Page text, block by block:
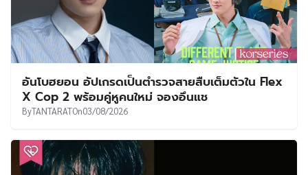
อันโบฮยอน อัปเกรดเป็นตำรวจสายสืบเต็มตัวใน Flex
X Cop 2 พร้อมคู่หูคนใหม่ จองอึนแช
ByTANTARATOn03/08/2026